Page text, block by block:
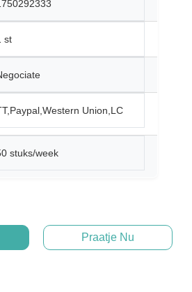
st
Union,LC
stuks/week
Praatje Nu